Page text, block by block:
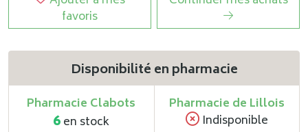
favoris
Disponibilité en pharmacie
Pharmacie Clabots
6en stock
Pharmacie de Lillois
Indisponible